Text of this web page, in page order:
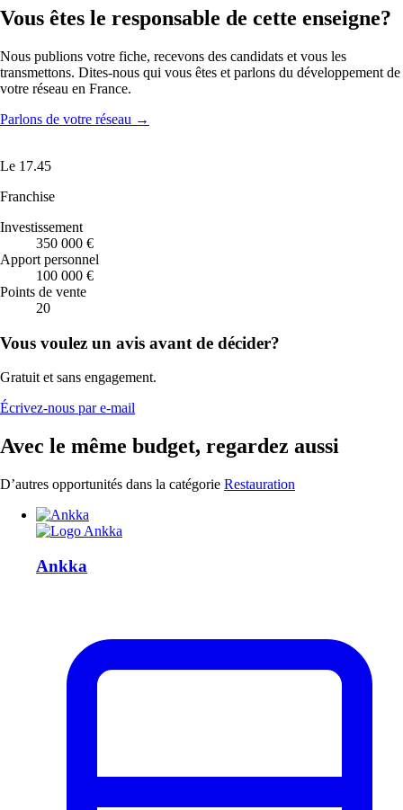
Vous êtes le responsable de cette enseigne?
Nous publions votre fiche, recevons des candidats et vous les
transmettons. Dites-nous qui vous êtes et parlons du développement de
votre réseau en France.
Parlons de votre réseau →
Le 17.45
Franchise
Investissement
350 000 €
Apport personnel
100 000 €
Points de vente
20
Vous voulez un avis avant de décider?
Gratuit et sans engagement.
Écrivez-nous par e-mail
Avec le même budget, regardez aussi
D’autres opportunités dans la catégorie Restauration
Ankka